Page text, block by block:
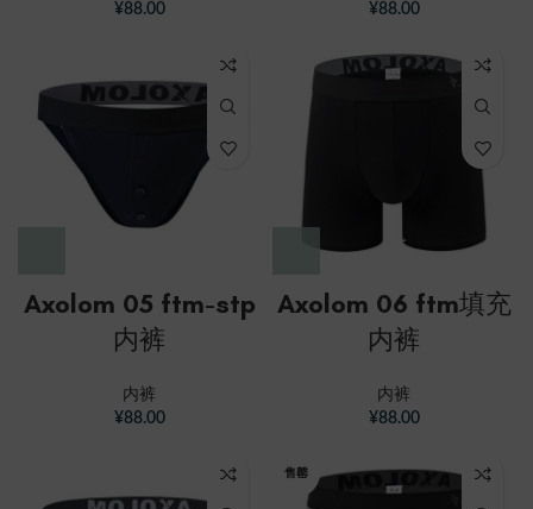
¥88.00
¥88.00
Axolom 05 ftm-stp
内裤
内裤
¥88.00
Axolom 06 ftm填充
内裤
内裤
¥88.00
售罄